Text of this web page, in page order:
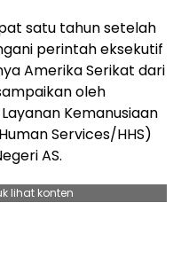
satu tahun setelah
perintah eksekutif
Amerika Serikat dari
oleh
Kemanusiaan
Services/HHS)
AS.
lihat konten